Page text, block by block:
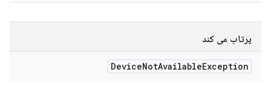
پرتاب می کند
DeviceNotAvailableException